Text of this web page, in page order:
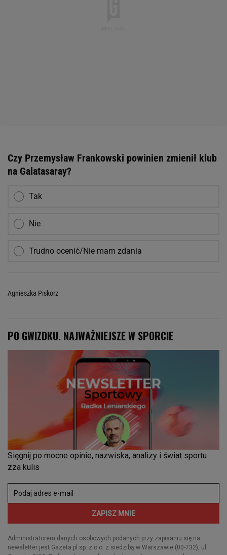
Czy Przemysław Frankowski powinien zmienił klub
na Galatasaray?
Tak
Nie
Trudno ocenić/Nie mam zdania
Agnieszka Piskorz